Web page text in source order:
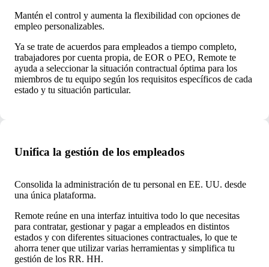
Mantén el control y aumenta la flexibilidad con opciones de
empleo personalizables.
Ya se trate de acuerdos para empleados a tiempo completo,
trabajadores por cuenta propia, de EOR o PEO, Remote te
ayuda a seleccionar la situación contractual óptima para los
miembros de tu equipo según los requisitos específicos de cada
estado y tu situación particular.
Unifica la gestión de los empleados
Consolida la administración de tu personal en EE. UU. desde
una única plataforma.
Remote reúne en una interfaz intuitiva todo lo que necesitas
para contratar, gestionar y pagar a empleados en distintos
estados y con diferentes situaciones contractuales, lo que te
ahorra tener que utilizar varias herramientas y simplifica tu
gestión de los RR. HH.